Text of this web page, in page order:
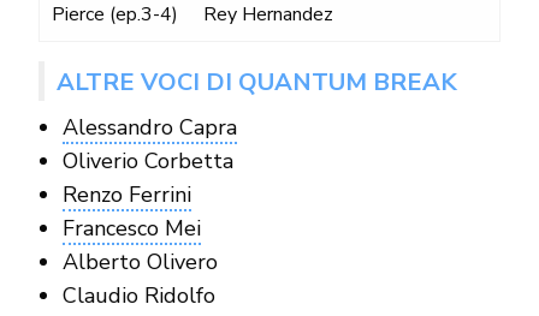
Pierce (ep.3-4) Rey Hernandez
ALTRE VOCI DI QUANTUM BREAK
Alessandro Capra
Oliverio Corbetta
Renzo Ferrini
Francesco Mei
Alberto Olivero
Claudio Ridolfo